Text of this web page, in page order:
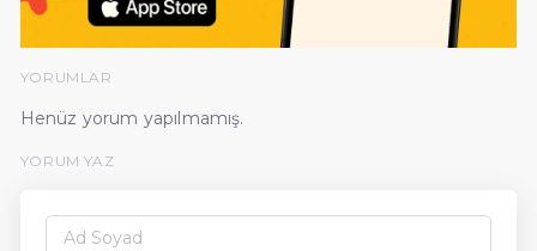
YORUMLAR
Henüz yorum yapılmamış.
YORUM YAZ